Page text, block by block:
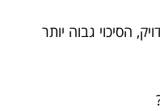
הסיכוי גבוה יותר